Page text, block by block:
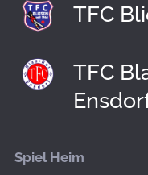
TFC
TFC
Spiel Heim